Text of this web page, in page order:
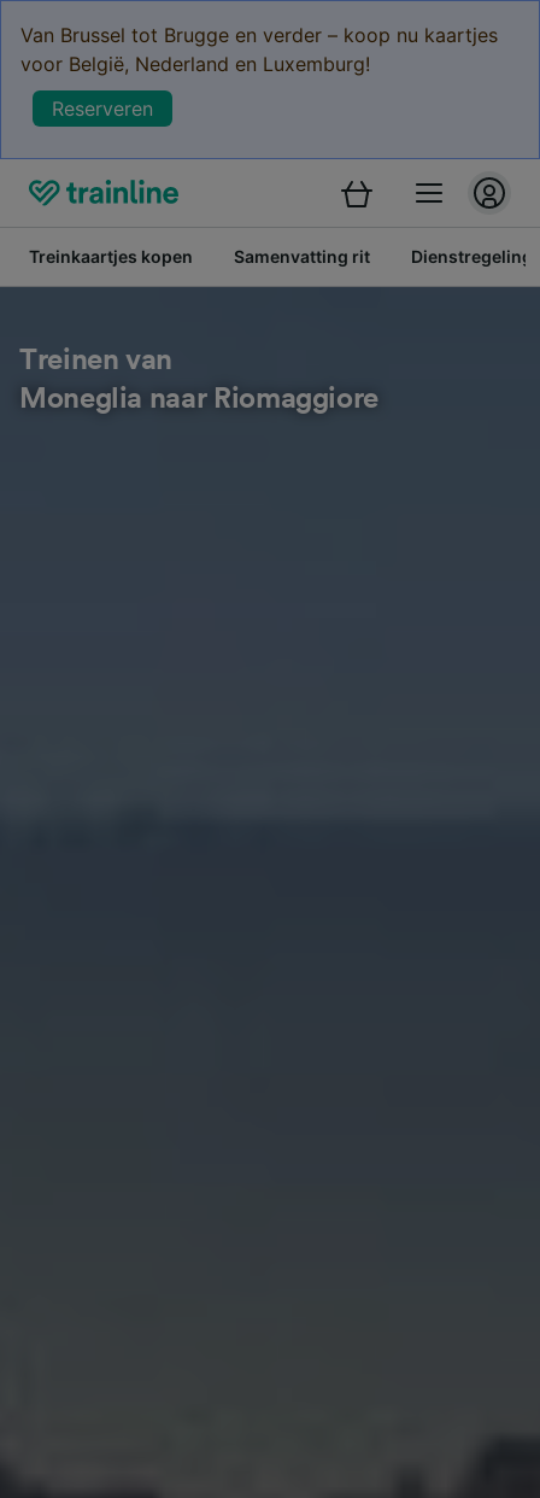
Van Brussel tot Brugge en verder – koop nu kaartjes
voor België, Nederland en Luxemburg!
Reserveren
Treinkaartjes kopen Samenvatting rit Dienstregeling
Treinen van
Moneglia naar Riomaggiore